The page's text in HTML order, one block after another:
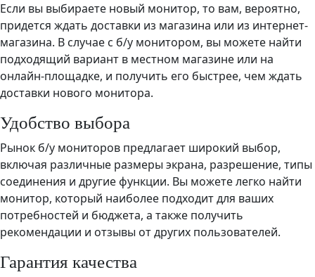
Если вы выбираете новый монитор, то вам, вероятно,
придется ждать доставки из магазина или из интернет-
магазина. В случае с б/у монитором, вы можете найти
подходящий вариант в местном магазине или на
онлайн-площадке, и получить его быстрее, чем ждать
доставки нового монитора.
Удобство выбора
Рынок б/у мониторов предлагает широкий выбор,
включая различные размеры экрана, разрешение, типы
соединения и другие функции. Вы можете легко найти
монитор, который наиболее подходит для ваших
потребностей и бюджета, а также получить
рекомендации и отзывы от других пользователей.
Гарантия качества